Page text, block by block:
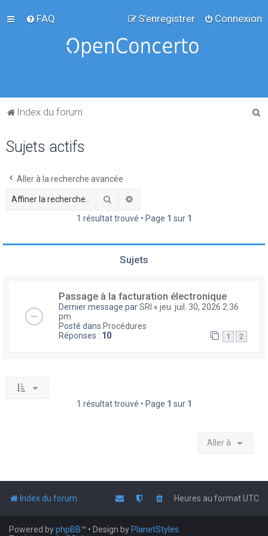
FAQ Connexion
S’enregistrer
Index du forum
e
Sujets actifs
Aller à la recherche avancée
Rechercher
1 résultat trouvé • Page 1 sur 1
Sujets
Passage à la facturation électronique
Dernier message parSRI « jeu. juil. 30, 2026 2:36
pm
Posté dans Procédures
Réponses : 10 1 2
1 résultat trouvé • Page 1 sur 1
Aller à
Index du forum Heures au formatUTC
Powered byphpBB™ • Design by PlanetStyles